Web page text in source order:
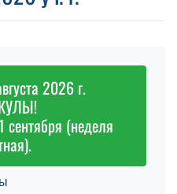
2026 г.
сентября (неделя